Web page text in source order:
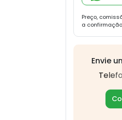
Preço,
a
Envie